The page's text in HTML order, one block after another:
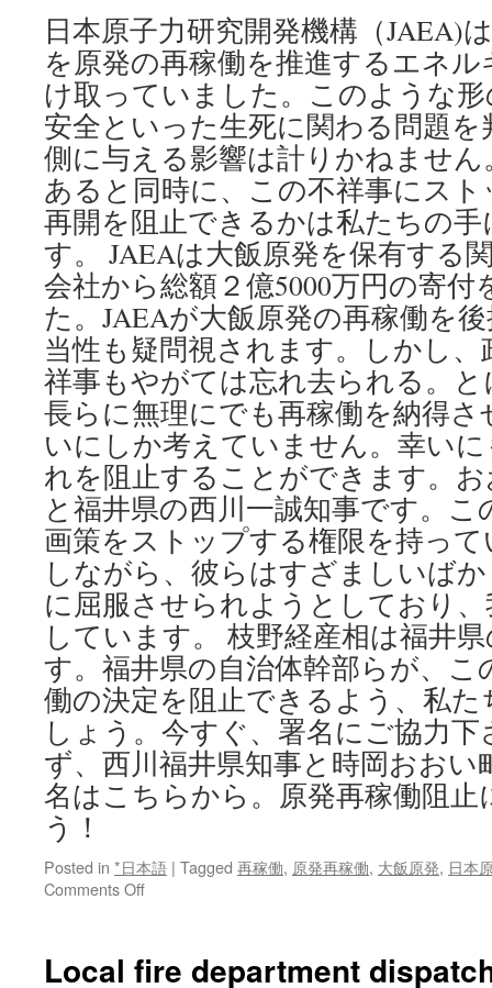
日本原子力研究開発機構（JAEA)
を原発の再稼働を推進するエネ
け取っていました。このような
安全といった生死に関わる問題
側に与える影響は計りかねませ
あると同時に、この不祥事にス
再開を阻止できるかは私たちの
す。 JAEAは大飯原発を保有する
会社から総額２億5000万円の寄
た。JAEAが大飯原発の再稼働を
当性も疑問視されます。しかし
祥事もやがては忘れ去られる。
長らに無理にでも再稼働を納得
いにしか考えていません。幸い
れを阻止することができます。
と福井県の西川一誠知事です。
画策をストップする権限を持っ
しながら、彼らはすざましいば
に屈服させられようとしており
しています。 枝野経産相は福井
す。福井県の自治体幹部らが、こ
働の決定を阻止できるよう、私
しょう。今すぐ、署名にご協力
ず、西川福井県知事と時岡おおい
名はこちらから。原発再稼働阻止
う！
Posted in *日本語 | Tagged 再稼働, 原発再稼働, 大飯原発, 日本
Comments Offon
稼
Local fire department